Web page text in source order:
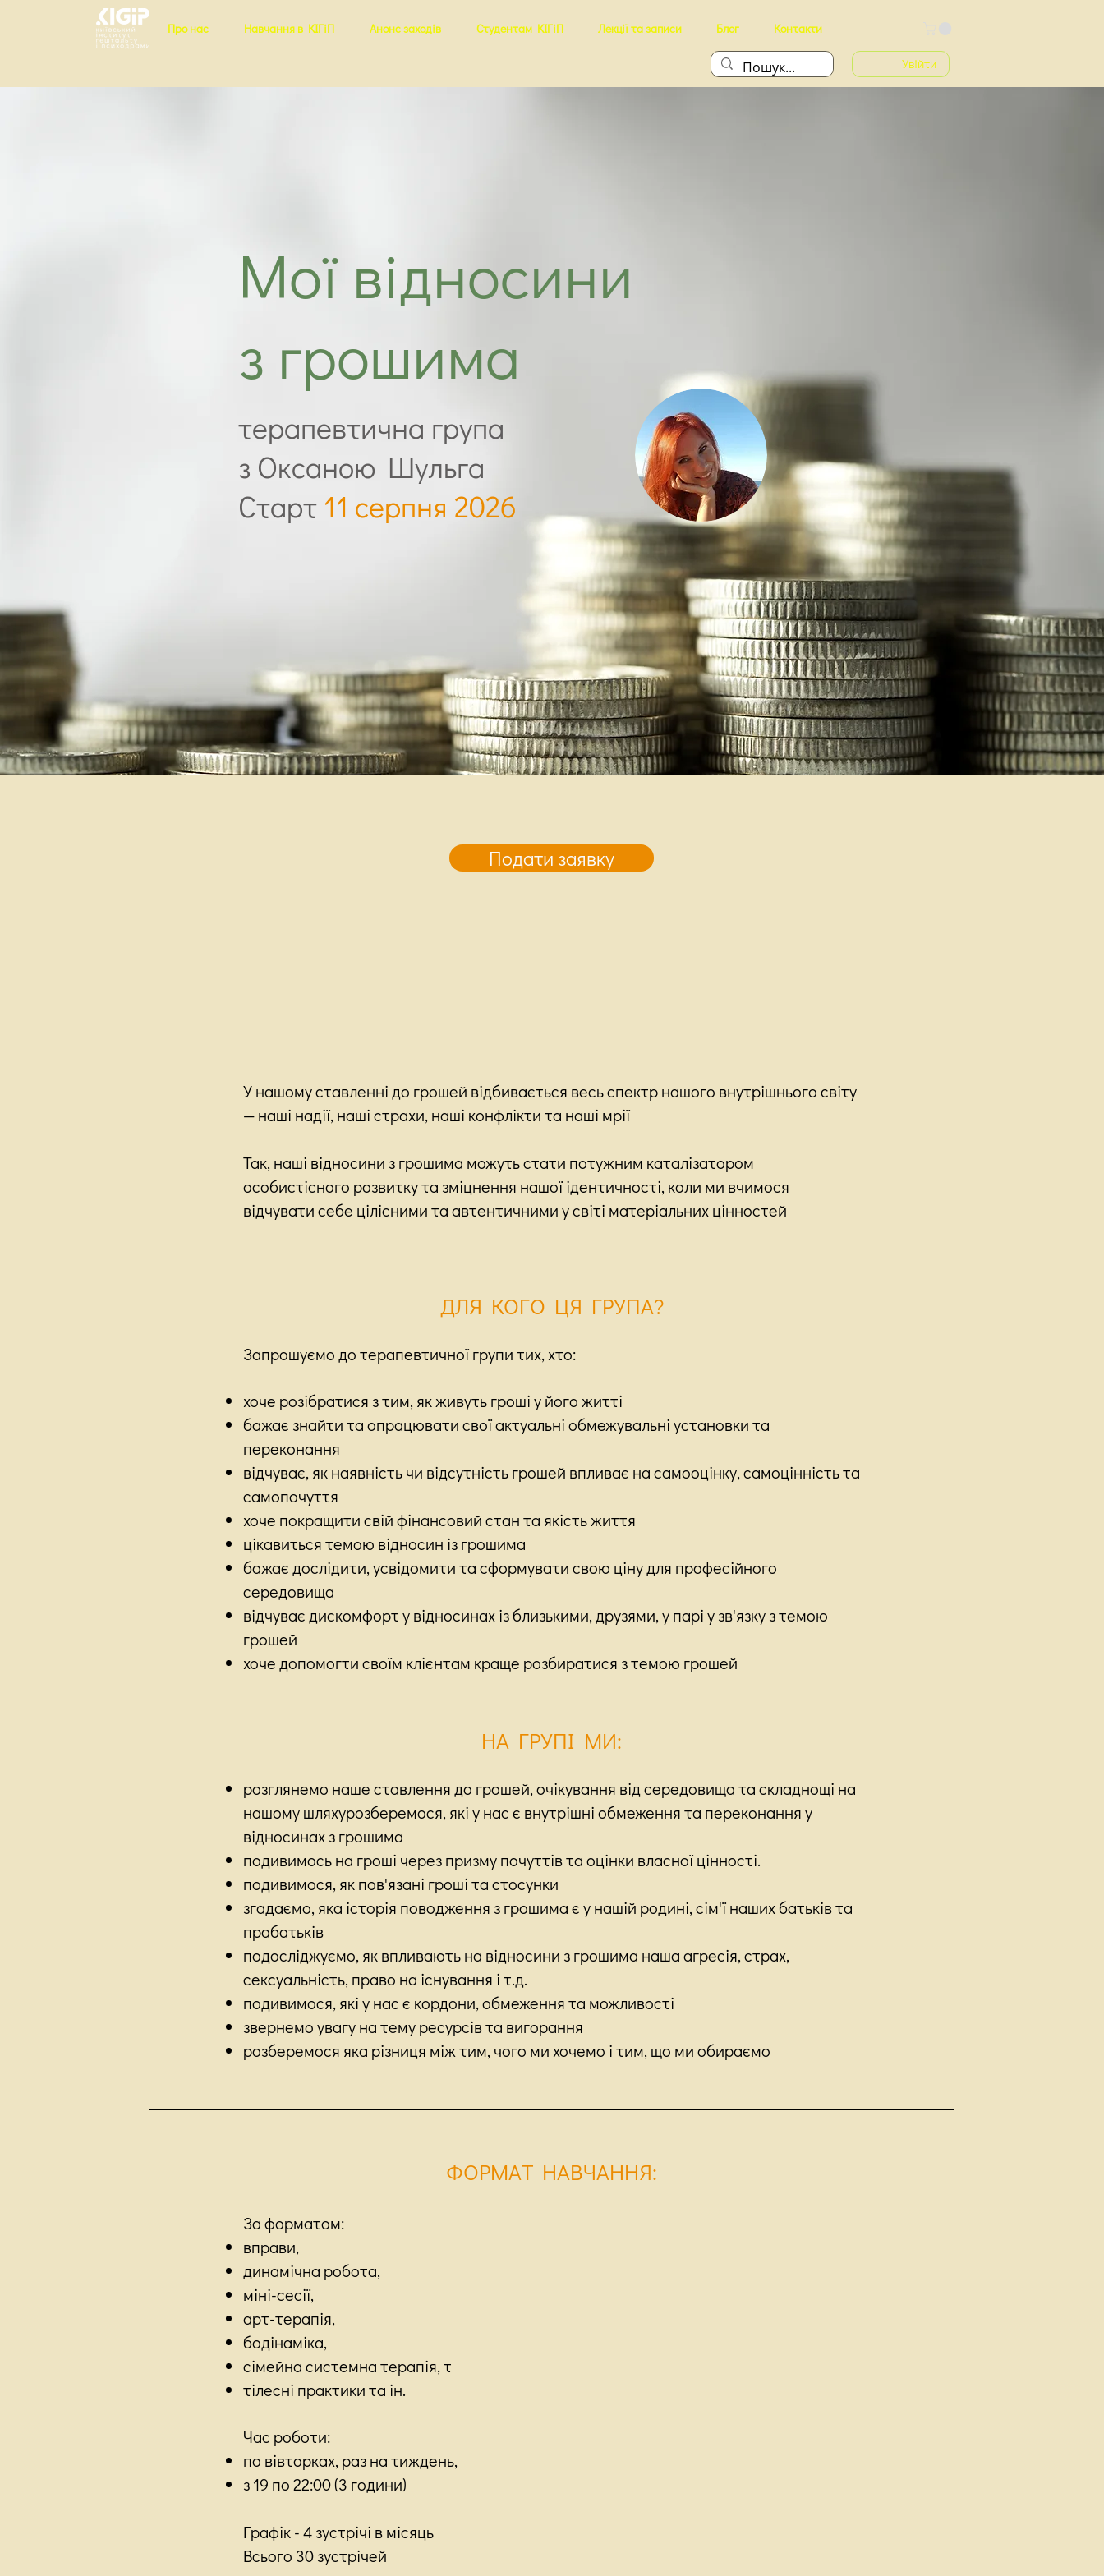
Про нас Навчання в КІГіП Анонс заходів Студентам КІГіП Лекції та записи Блог Контакти
Увійти
Мої відносини
з грошима
терапевтична група
з Оксаною Шульга
Старт11 серпня 2026
Подати заявку
У нашому ставленні до грошей відбивається весь спектр нашого внутрішнього світу
— наші надії, наші страхи, наші конфлікти та наші мрії
Так, наші відносини з грошима можуть стати потужним каталізатором
особистісного розвитку та зміцнення нашої ідентичності, коли ми вчимося
відчувати себе цілісними та автентичними у світі матеріальних цінностей
ДЛЯ КОГО ЦЯ ГРУПА?
Запрошуємо до терапевтичної групи тих, хто:
хоче розібратися з тим, як живуть гроші у його житті
бажає знайти та опрацювати свої актуальні обмежувальні установки та
переконання
відчуває, як наявність чи відсутність грошей впливає на самооцінку, самоцінність та
самопочуття
хоче покращити свій фінансовий стан та якість життя
цікавиться темою відносин із грошима
бажає дослідити, усвідомити та сформувати свою ціну для професійного
середовища
відчуває дискомфорт у відносинах із близькими, друзями, у парі у зв'язку з темою
грошей
хоче допомогти своїм клієнтам краще розбиратися з темою грошей
НА ГРУПІ МИ:
розглянемо наше ставлення до грошей, очікування від середовища та складнощі на
нашому шляхурозберемося, які у нас є внутрішні обмеження та переконання у
відносинах з грошима
подивимось на гроші через призму почуттів та оцінки власної цінності.
подивимося, як пов'язані гроші та стосунки
згадаємо, яка історія поводження з грошима є у нашій родині, сім'ї наших батьків та
прабатьків
подосліджуємо, як впливають на відносини з грошима наша агресія, страх,
сексуальність, право на існування і т.д.
подивимося, які у нас є кордони, обмеження та можливості
звернемо увагу на тему ресурсів та вигорання
розберемося яка різниця між тим, чого ми хочемо і тим, що ми обираємо
ФОРМАТ НАВЧАННЯ:
​За форматом:
вправи,
динамічна робота,
міні-сесії,
арт-терапія,
бодінаміка,
сімейна системна терапія, т
тілесні практики та ін.
Час роботи:
по вівторках, раз на тиждень,
з 19 по 22:00 (3 години)
Графік - 4 зустрічі в місяць
Всього 30 зустрічей